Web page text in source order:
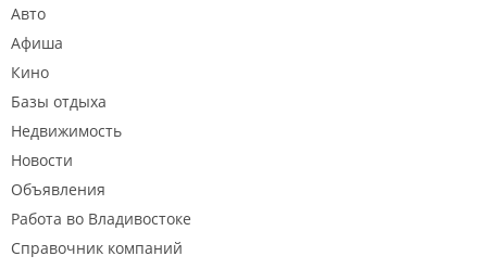
Авто
Афиша
Кино
Базы отдыха
Недвижимость
Новости
Объявления
Работа во Владивостоке
Справочник компаний